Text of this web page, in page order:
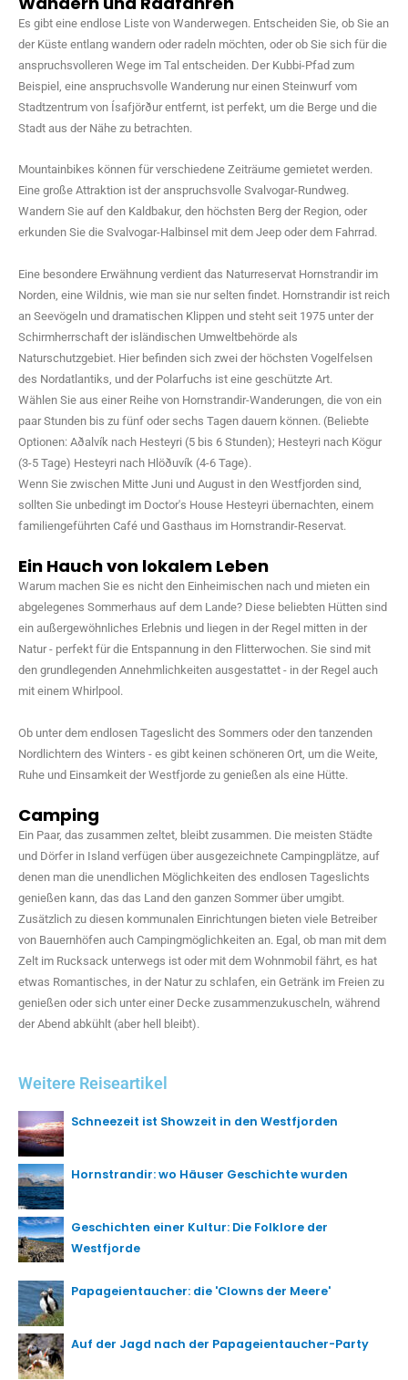
Es gibt eine endlose Liste von Wanderwegen. Entscheiden Sie, ob Sie an
der Küste entlang wandern oder radeln möchten, oder ob Sie sich für die
anspruchsvolleren Wege im Tal entscheiden. Der Kubbi-Pfad zum
Beispiel, eine anspruchsvolle Wanderung nur einen Steinwurf vom
Stadtzentrum von Ísafjörður entfernt, ist perfekt, um die Berge und die
Stadt aus der Nähe zu betrachten.
Mountainbikes können für verschiedene Zeiträume gemietet werden.
Eine große Attraktion ist der anspruchsvolle Svalvogar-Rundweg.
Wandern Sie auf den Kaldbakur, den höchsten Berg der Region, oder
erkunden Sie die Svalvogar-Halbinsel mit dem Jeep oder dem Fahrrad.
Eine besondere Erwähnung verdient das Naturreservat Hornstrandir im
Norden, eine Wildnis, wie man sie nur selten findet. Hornstrandir ist reich
an Seevögeln und dramatischen Klippen und steht seit 1975 unter der
Schirmherrschaft der isländischen Umweltbehörde als
Naturschutzgebiet. Hier befinden sich zwei der höchsten Vogelfelsen
des Nordatlantiks, und der Polarfuchs ist eine geschützte Art.
Wählen Sie aus einer Reihe von Hornstrandir-Wanderungen, die von ein
paar Stunden bis zu fünf oder sechs Tagen dauern können. (Beliebte
Optionen: Aðalvík nach Hesteyri (5 bis 6 Stunden); Hesteyri nach Kögur
(3-5 Tage) Hesteyri nach Hlöðuvík (4-6 Tage).
Wenn Sie zwischen Mitte Juni und August in den Westfjorden sind,
sollten Sie unbedingt im Doctor's House Hesteyri übernachten, einem
familiengeführten Café und Gasthaus im Hornstrandir-Reservat.
Ein Hauch von lokalem Leben
Warum machen Sie es nicht den Einheimischen nach und mieten ein
abgelegenes Sommerhaus auf dem Lande? Diese beliebten Hütten sind
ein außergewöhnliches Erlebnis und liegen in der Regel mitten in der
Natur - perfekt für die Entspannung in den Flitterwochen. Sie sind mit
den grundlegenden Annehmlichkeiten ausgestattet - in der Regel auch
mit einem Whirlpool.
Ob unter dem endlosen Tageslicht des Sommers oder den tanzenden
Nordlichtern des Winters - es gibt keinen schöneren Ort, um die Weite,
Ruhe und Einsamkeit der Westfjorde zu genießen als eine Hütte.
Camping
Ein Paar, das zusammen zeltet, bleibt zusammen. Die meisten Städte
und Dörfer in Island verfügen über ausgezeichnete Campingplätze, auf
denen man die unendlichen Möglichkeiten des endlosen Tageslichts
genießen kann, das das Land den ganzen Sommer über umgibt.
Zusätzlich zu diesen kommunalen Einrichtungen bieten viele Betreiber
von Bauernhöfen auch Campingmöglichkeiten an. Egal, ob man mit dem
Zelt im Rucksack unterwegs ist oder mit dem Wohnmobil fährt, es hat
etwas Romantisches, in der Natur zu schlafen, ein Getränk im Freien zu
genießen oder sich unter einer Decke zusammenzukuscheln, während
der Abend abkühlt (aber hell bleibt).
Weitere Reiseartikel
Schneezeit ist Showzeit in den Westfjorden
Hornstrandir: wo Häuser Geschichte wurden
Geschichten einer Kultur: Die Folklore der
Westfjorde
Papageientaucher: die 'Clowns der Meere'
Auf der Jagd nach der Papageientaucher-Party